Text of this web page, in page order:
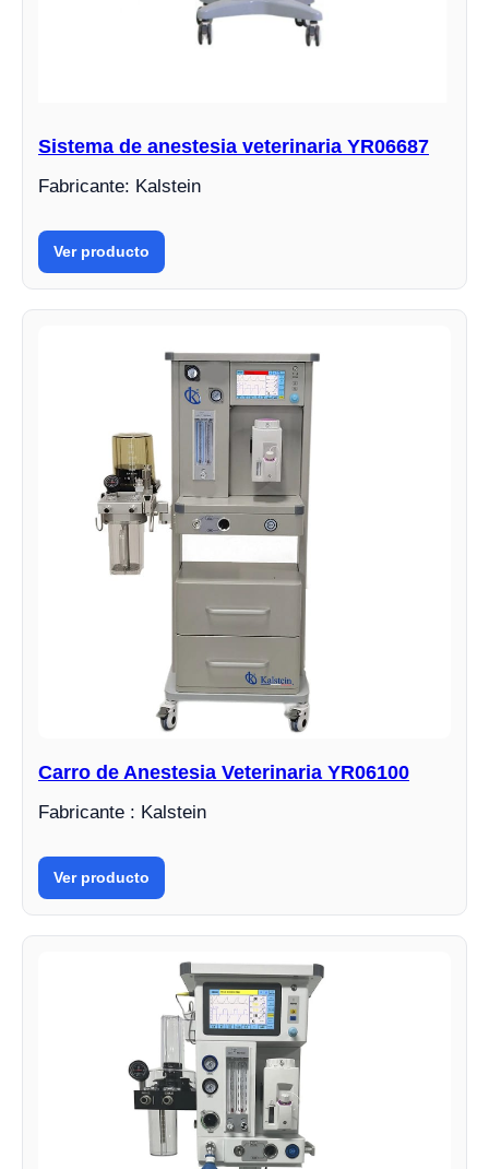
Sistema de anestesia veterinaria YR06687
Fabricante: Kalstein
Ver producto
Carro de Anestesia Veterinaria YR06100
Fabricante : Kalstein
Ver producto